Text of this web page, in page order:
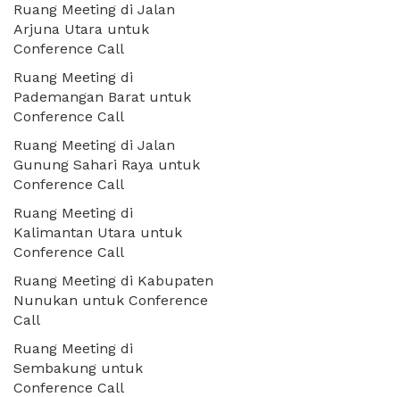
Ruang Meeting di Jalan
Arjuna Utara untuk
Conference Call
Ruang Meeting di
Pademangan Barat untuk
Conference Call
Ruang Meeting di Jalan
Gunung Sahari Raya untuk
Conference Call
Ruang Meeting di
Kalimantan Utara untuk
Conference Call
Ruang Meeting di Kabupaten
Nunukan untuk Conference
Call
Ruang Meeting di
Sembakung untuk
Conference Call